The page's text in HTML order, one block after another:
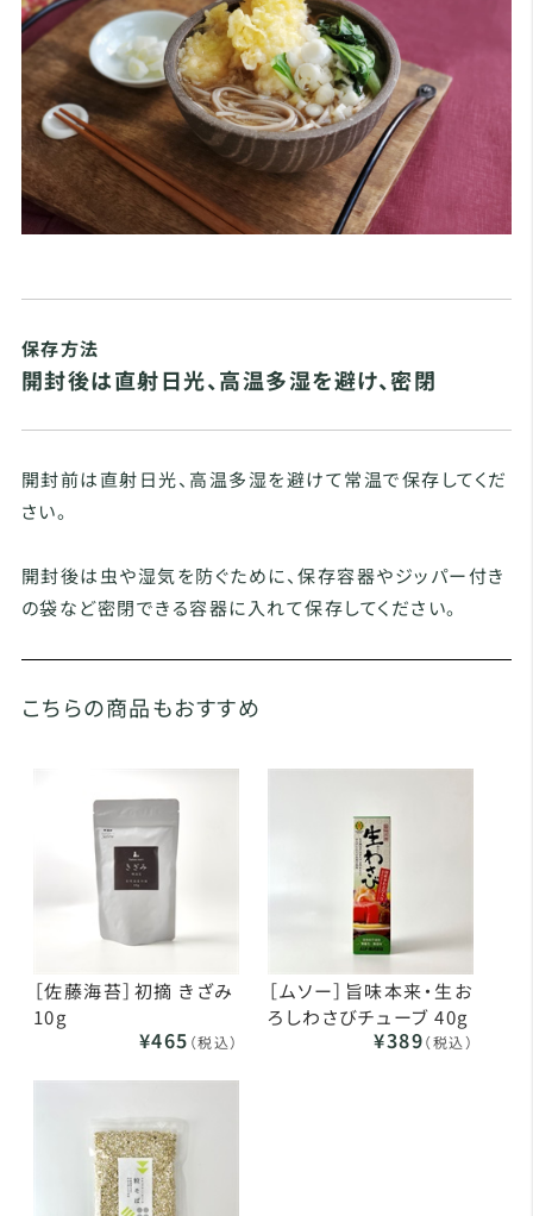
保存方法
開封後は直射日光、高温多湿を避け、密閉
開封前は直射日光、高温多湿を避けて常温で保存してくだ
さい。
開封後は虫や湿気を防ぐために、保存容器やジッパー付き
の袋など密閉できる容器に入れて保存してください。
こちらの商品もおすすめ
［佐藤海苔］初摘 きざみ
10g
¥465 （税込）
［ムソー］旨味本来・生お
ろしわさびチューブ 40g
¥389（税込）